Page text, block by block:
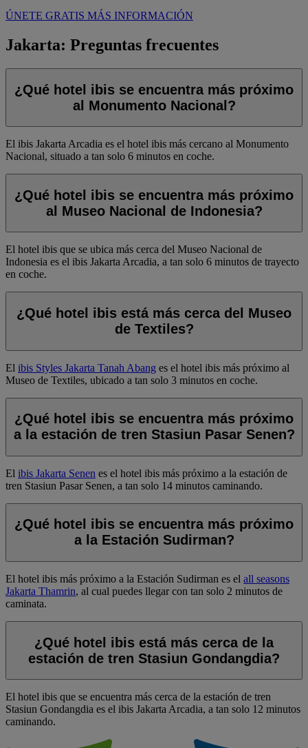
ÚNETE GRATIS MÁS INFORMACIÓN
Jakarta: Preguntas frecuentes
¿Qué hotel ibis se encuentra más próximo
al Monumento Nacional?
El ibis Jakarta Arcadia es el hotel ibis más cercano al Monumento
Nacional, situado a tan solo 6 minutos en coche.
¿Qué hotel ibis se encuentra más próximo
al Museo Nacional de Indonesia?
El hotel ibis que se ubica más cerca del Museo Nacional de
Indonesia es el ibis Jakarta Arcadia, a tan solo 6 minutos de trayecto
en coche.
¿Qué hotel ibis está más cerca del Museo
de Textiles?
El ibis Styles Jakarta Tanah Abang es el hotel ibis más próximo al
Museo de Textiles, ubicado a tan solo 3 minutos en coche.
¿Qué hotel ibis se encuentra más próximo
a la estación de tren Stasiun Pasar Senen?
El ibis Jakarta Senen es el hotel ibis más próximo a la estación de
tren Stasiun Pasar Senen, a tan solo 14 minutos caminando.
¿Qué hotel ibis se encuentra más próximo
a la Estación Sudirman?
El hotel ibis más próximo a la Estación Sudirman es el all seasons
Jakarta Thamrin, al cual puedes llegar con tan solo 2 minutos de
caminata.
¿Qué hotel ibis está más cerca de la
estación de tren Stasiun Gondangdia?
El hotel ibis que se encuentra más cerca de la estación de tren
Stasiun Gondangdia es el ibis Jakarta Arcadia, a tan solo 12 minutos
caminando.